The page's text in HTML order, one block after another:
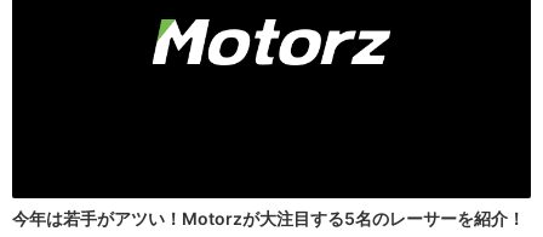
今年は若手がアツい！Motorzが大注目する5名のレーサーを紹介！